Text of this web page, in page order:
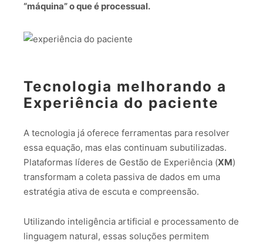
“máquina” o que é processual.
Tecnologia melhorando a
Experiência do paciente
A tecnologia já oferece ferramentas para resolver
essa equação, mas elas continuam subutilizadas.
Plataformas líderes de Gestão de Experiência (XM)
transformam a coleta passiva de dados em uma
estratégia ativa de escuta e compreensão.
Utilizando inteligência artificial e processamento de
linguagem natural, essas soluções permitem